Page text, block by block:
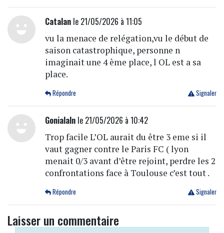
Catalanle 21/05/2026 à 11:05
vu la menace de relégation,vu le début de
saison catastrophique, personne n
imaginait une 4 ème place, l OL est a sa
place.
Signaler
Répondre
Gonialalnle 21/05/2026 à 10:42
Trop facile L’OL aurait du être 3 eme si il
vaut gagner contre le Paris FC ( lyon
menait 0/3 avant d’être rejoint, perdre les 2
confrontations face à Toulouse c’est tout .
Signaler
Répondre
Laisser un commentaire